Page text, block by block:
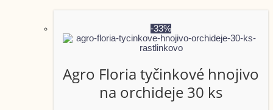
-33%
Agro Floria tyčinkové hnojivo
na orchideje 30 ks